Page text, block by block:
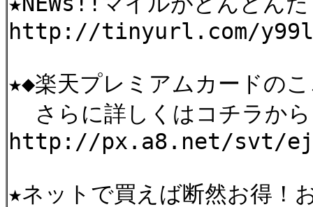
http://tinyurl.com/
★◆楽天プレミアムカードの
さらに詳しくはコチラか
http://px.a8.net/svt/
★ネットで買えば断然お得！